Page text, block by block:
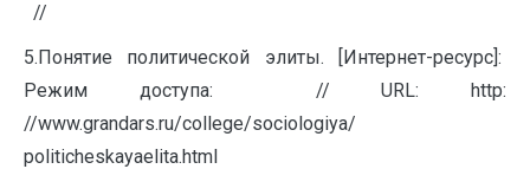
//
5.Понятие политической элиты. [Интернет-ресурс]:
Режим доступа: // URL: http:
//www.grandars.ru/college/sociologiya/
politicheskayaelita.html